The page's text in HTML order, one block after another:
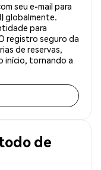
seu e-mail para
globalmente.
para
registro seguro da
de reservas,
início, tornando a
de